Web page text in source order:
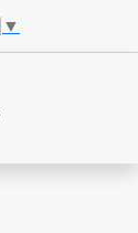
▼